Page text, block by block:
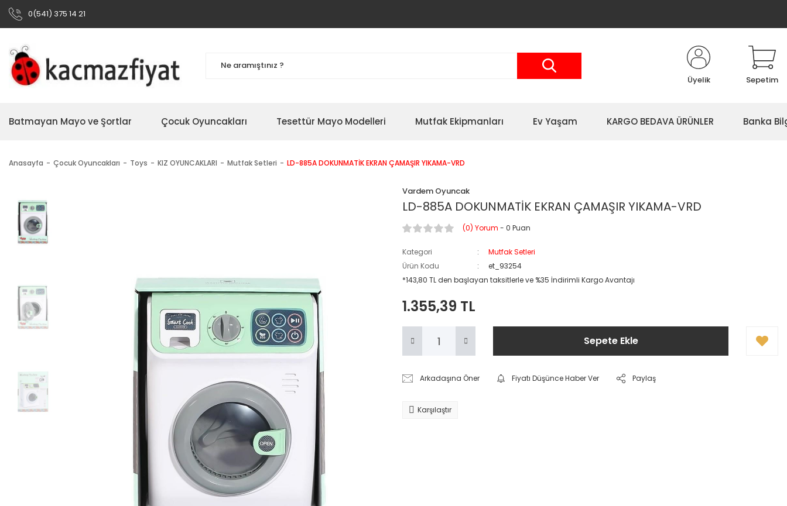
0(541) 375 14 21
Üyelik Sepetim
Batmayan Mayo ve Şortlar Çocuk Oyuncakları Tesettür Mayo Modelleri Mutfak Ekipmanları Ev Yaşam KARGO BEDAVA ÜRÜNLER Banka
Anasayfa Çocuk Oyuncakları Toys KIZ OYUNCAKLARI Mutfak Setleri LD-885A DOKUNMATİK EKRAN ÇAMAŞIR YIKAMA-VRD
Vardem Oyuncak
LD-885A DOKUNMATİK EKRAN ÇAMAŞIR YIKAMA-VRD
(0) Yorum - 0 Puan
Kategori
Mutfak Setleri
Ürün Kodu
et_93254
*143,80 TL den başlayan taksitlerle ve %35 İndirimli Kargo Avantajı
1.355,39 TL
Sepete Ekle
Arkadaşına Öner Fiyatı Düşünce Haber Ver Paylaş
Karşılaştır